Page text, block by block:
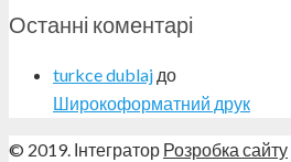
Останні коментарі
turkce dublaj до
Широкоформатний друк
© 2019. Інтегратор Розробка сайту